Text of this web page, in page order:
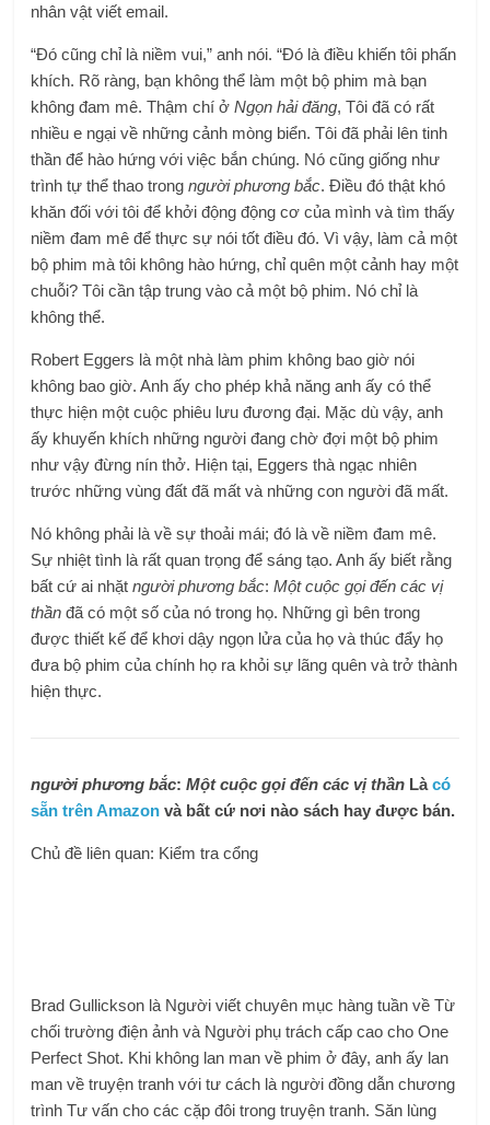
nhân vật viết email.
“Đó cũng chỉ là niềm vui,” anh nói. “Đó là điều khiến tôi phấn
khích. Rõ ràng, bạn không thể làm một bộ phim mà bạn
không đam mê. Thậm chí ởNgọn hải đăng, Tôi đã có rất
nhiều e ngại về những cảnh mòng biển. Tôi đã phải lên tinh
thần để hào hứng với việc bắn chúng. Nó cũng giống như
trình tự thể thao trongngười phương bắc. Điều đó thật khó
khăn đối với tôi để khởi động động cơ của mình và tìm thấy
niềm đam mê để thực sự nói tốt điều đó. Vì vậy, làm cả một
bộ phim mà tôi không hào hứng, chỉ quên một cảnh hay một
chuỗi? Tôi cần tập trung vào cả một bộ phim. Nó chỉ là
không thể.
Robert Eggers là một nhà làm phim không bao giờ nói
không bao giờ. Anh ấy cho phép khả năng anh ấy có thể
thực hiện một cuộc phiêu lưu đương đại. Mặc dù vậy, anh
ấy khuyến khích những người đang chờ đợi một bộ phim
như vậy đừng nín thở. Hiện tại, Eggers thà ngạc nhiên
trước những vùng đất đã mất và những con người đã mất.
Nó không phải là về sự thoải mái; đó là về niềm đam mê.
Sự nhiệt tình là rất quan trọng để sáng tạo. Anh ấy biết rằng
bất cứ ai nhặtngười phương bắc:Một cuộc gọi đến các vị
thần đã có một số của nó trong họ. Những gì bên trong
được thiết kế để khơi dậy ngọn lửa của họ và thúc đẩy họ
đưa bộ phim của chính họ ra khỏi sự lãng quên và trở thành
hiện thực.
người phương bắc:Một cuộc gọi đến các vị thần Làcó
sẵn trên Amazon và bất cứ nơi nào sách hay được bán.
Chủ đề liên quan: Kiểm tra cổng
Brad Gullickson là Người viết chuyên mục hàng tuần về Từ
chối trường điện ảnh và Người phụ trách cấp cao cho One
Perfect Shot. Khi không lan man về phim ở đây, anh ấy lan
man về truyện tranh với tư cách là người đồng dẫn chương
trình Tư vấn cho các cặp đôi trong truyện tranh. Săn lùng